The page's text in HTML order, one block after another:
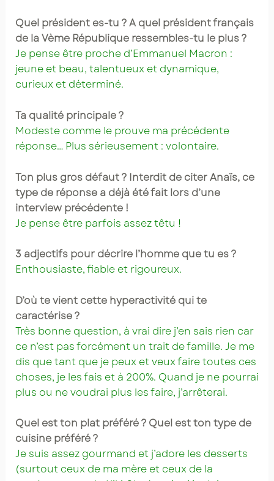
Quel président es-tu ? A quel président français
de la Vème République ressembles-tu le plus ?
Je pense être proche d’Emmanuel Macron :
jeune et beau, talentueux et dynamique,
curieux et déterminé.
Ta qualité principale ?
Modeste comme le prouve ma précédente
réponse… Plus sérieusement : volontaire.
Ton plus gros défaut ? Interdit de citer Anaïs, ce
type de réponse a déjà été fait lors d’une
interview précédente !
Je pense être parfois assez têtu !
3 adjectifs pour décrire l’homme que tu es ?
Enthousiaste, fiable et rigoureux.
D’où te vient cette hyperactivité qui te
caractérise ?
Très bonne question, à vrai dire j’en sais rien car
ce n’est pas forcément un trait de famille. Je me
dis que tant que je peux et veux faire toutes ces
choses, je les fais et à 200%. Quand je ne pourrai
plus ou ne voudrai plus les faire, j’arrêterai.
Quel est ton plat préféré ? Quel est ton type de
cuisine préféré ?
Je suis assez gourmand et j’adore les desserts
(surtout ceux de ma mère et ceux de la